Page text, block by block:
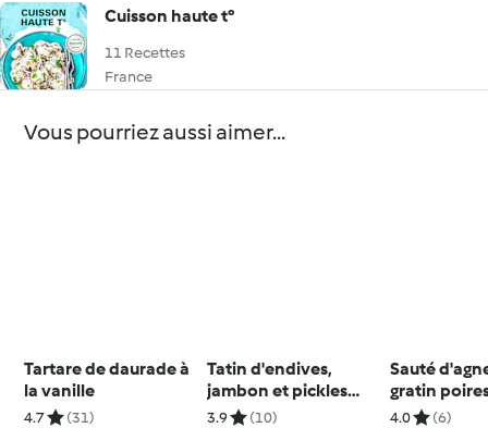
Cuisson haute t°
11 Recettes
France
Vous pourriez aussi aimer...
Tartare de daurade à
la vanille
4.7 (31)
Tatin d'endives,
jambon et pickles
d'oignons
3.9 (10)
Sauté
gratin
pommes
4.0 (6)